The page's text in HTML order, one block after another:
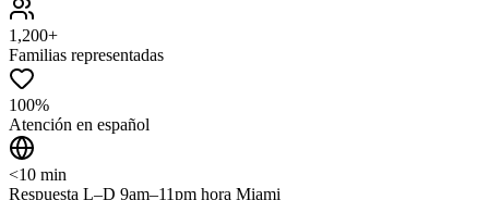
1,200+
Familias representadas
100%
Atención en español
<10 min
Respuesta L–D 9am–11pm hora Miami